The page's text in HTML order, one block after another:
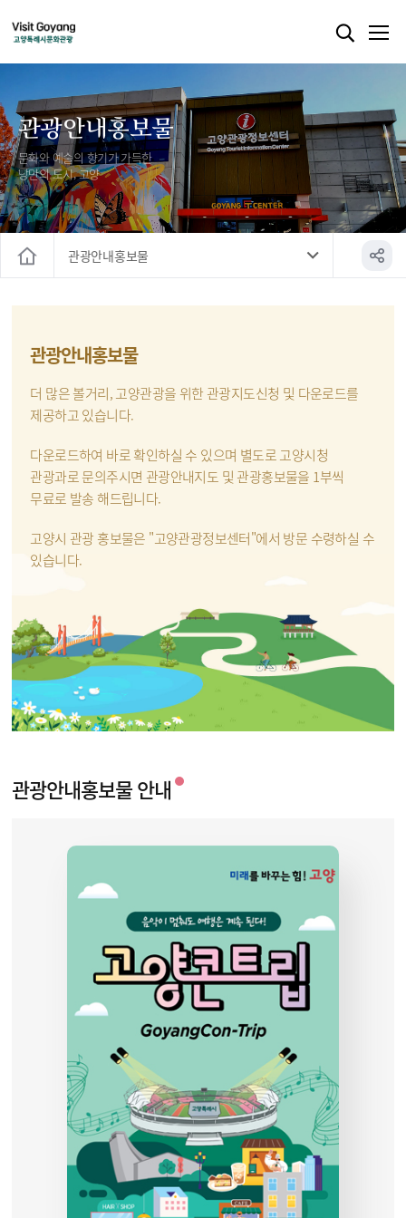
관광안내홍보물
문화와 예술의 향기가 가득한
낭만의 도시, 고양
관광안내홍보물
관광안내홍보물
더 많은 볼거리, 고양관광을 위한 관광지도신청 및 다운로드를
제공하고 있습니다.
다운로드하여 바로 확인하실 수 있으며 별도로 고양시청
관광과로 문의주시면 관광안내지도 및 관광홍보물을 1부씩
무료로 발송 해드립니다.
고양시 관광 홍보물은 "고양관광정보센터"에서 방문 수령하실 수
있습니다.
관광안내홍보물 안내